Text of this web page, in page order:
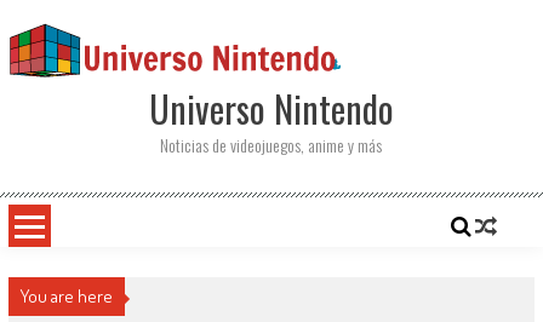
Universo Nintendo
Noticias de videojuegos, anime y más
You are here